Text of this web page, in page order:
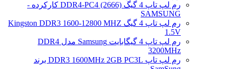
رم لپ تاپ 4 گیگ DDR4-PC4 (2666) کارکرده -
SAMSUNG
رم لپ تاپ 4 گیگ Kingston DDR3 1600-12800 MHZ
1.5V
رم لپ تاپ 4 گیگابایت Samsung مدل DDR4
3200MHz
رم لپ تاپ DDR3 1600MHz 2GB PC3L برند